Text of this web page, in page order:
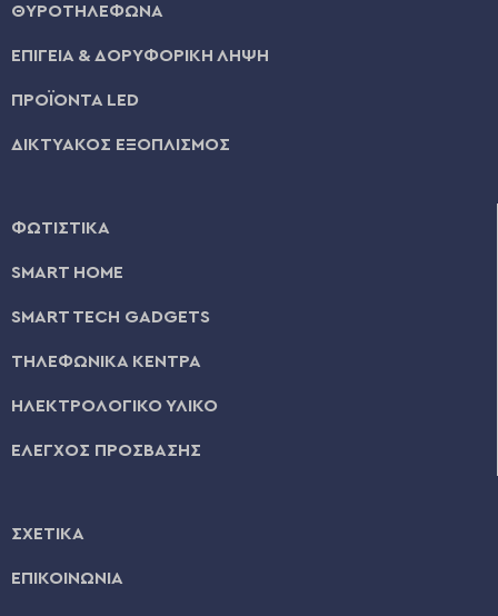
ΘΥΡΟΤΗΛΕΦΩΝΑ
ΕΠΙΓΕΙΑ & ΔΟΡΥΦΟΡΙΚΗ ΛΗΨΗ
ΠΡΟΪΟΝΤΑ LED
ΔΙΚΤΥΑΚΟΣ ΕΞΟΠΛΙΣΜΟΣ
ΦΩΤΙΣΤΙΚΑ
SMART HOME
SMART TECH GADGETS
ΤΗΛΕΦΩΝΙΚΑ ΚΕΝΤΡΑ
ΗΛΕΚΤΡΟΛΟΓΙΚΟ ΥΛΙΚΟ
ΕΛΕΓΧΟΣ ΠΡΟΣΒΑΣΗΣ
ΣΧΕΤΙΚΑ
ΕΠΙΚΟΙΝΩΝΙΑ